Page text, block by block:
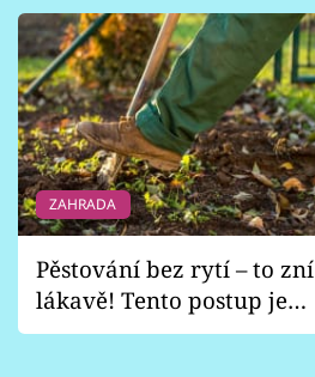
ZAHRADA
Pěstování bez rytí – to zní
lákavě! Tento postup je
vhodný jen pro některé